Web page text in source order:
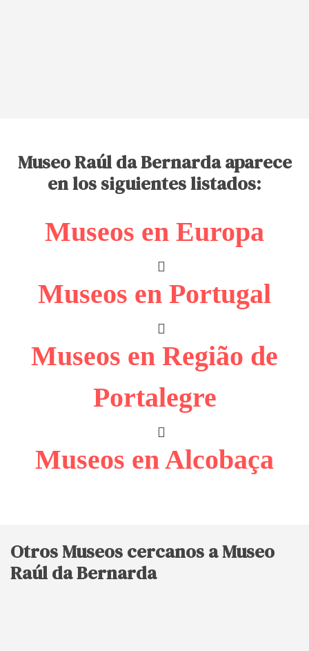
Museo Raúl da Bernarda aparece
en los siguientes listados:
Museos en Europa
Museos en Portugal
Museos en Região de
Portalegre
Museos en Alcobaça
Otros Museos cercanos a Museo
Raúl da Bernarda